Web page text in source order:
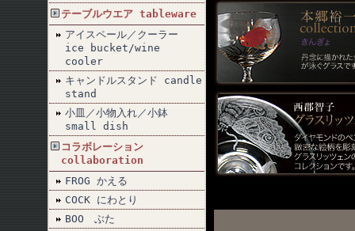
テーブルウエア tableware
アイスペール／クーラー
ice bucket/wine
cooler
キャンドルスタンド candle
stand
小皿／小物入れ／小鉢
small dish
コラボレーション
collaboration
FROG かえる
COCK にわとり
BOO ぶた